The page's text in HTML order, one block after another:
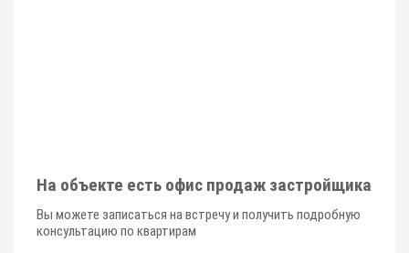
На объекте есть офис продаж застройщика
Вы можете записаться на встречу и получить подробную
консультацию по квартирам